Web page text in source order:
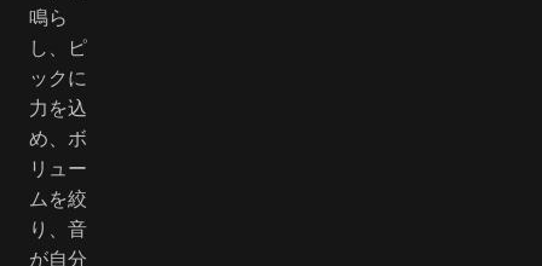
鳴ら
し、ピ
ックに
力を込
め、ボ
リュー
ムを絞
り、音
が自分